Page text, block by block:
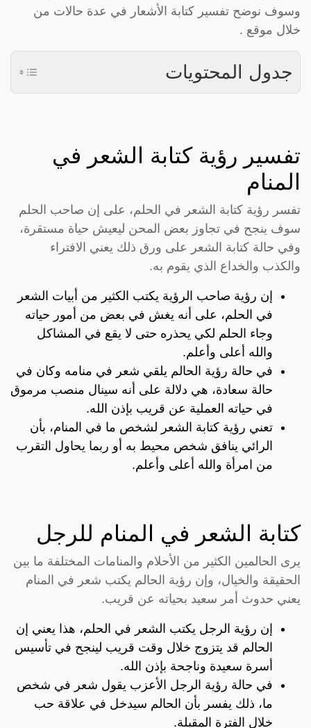
وسوف نوضح تفسير كتابة الأشعار في عدة حالات من
خلال موقع .
جدول المحتويات
تفسير رؤية كتابة الشعر في
المنام
تفسر رؤية كتابة الشعر في الحلم، على إن صاحب الحلم
سوف ينجح في تجاوز بعض المحن ليعيش حياة مستقرة،
وفي حالة كتابة الشعر على ورق ذلك يعني الافتراء
والكذب والخداع الذي يقوم به.
إن رؤية صاحب الرؤية يكتب الكثير من أبيات الشعر
في الحلم، على أنه يغش في بعض من أمور حياته
وجاء الحلم لكي يحذره حتى لا يقع في المشاكل
والله أعلى وأعلم.
في حالة رؤية الحالم يلقي شعر في منامه وكان في
حالة سعادة، هي دلالة على أنه سينال منصب مرموق
في حياته العملية عن قريب بإذن الله.
تعني رؤية كتابة الشعر لشخص ما في المنام، بأن
الرائي ينافق شخص محيط به أو ربما يحاول التقرب
من امرأة والله أعلى وأعلم.
كتابة الشعر في المنام للرجل
يرى الحالمين الكثير من الأحلام والمنامات المختلفة ما بين
الحقيقة والخيال، وإن رؤية الحالم يكتب شعر في المنام
يعني حدوث أمر سعيد بحياته عن قريب.
إن رؤية الرجل يكتب الشعر في الحلم، هذا يعني إن
الحالم قد يتزوج خلال وقت قريب لينجح في تأسيس
أسرة سعيدة وناجحة بإذن الله.
في حالة رؤية الرجل الأعزب يقول شعر في شخص
ما، ذلك يفسر بأن الحالم سيدخل في علاقة حب
خلال الفترة المقبلة.